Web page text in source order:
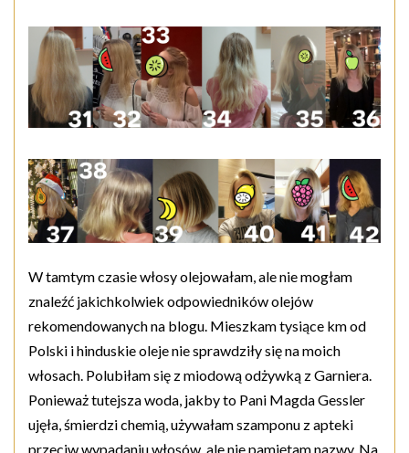
W tamtym czasie włosy olejowałam, ale nie mogłam
znaleźć jakichkolwiek odpowiedników olejów
rekomendowanych na blogu. Mieszkam tysiące km od
Polski i hinduskie oleje nie sprawdziły się na moich
włosach. Polubiłam się z miodową odżywką z Garniera.
Ponieważ tutejsza woda, jakby to Pani Magda Gessler
ujęła, śmierdzi chemią, używałam szamponu z apteki
przeciw wypadaniu włosów, ale nie pamiętam nazwy. Na